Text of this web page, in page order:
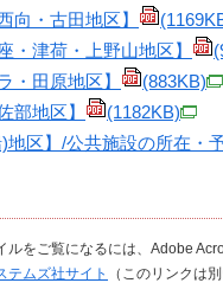
向・古田地区】
・津荷・上野山地区】
・田原地区】
(883KB)
部地区】
(1182KB)
区】/公共施設の所在・
ルをご覧になるには、Adobe
テムズ社サイト
（このリンクは